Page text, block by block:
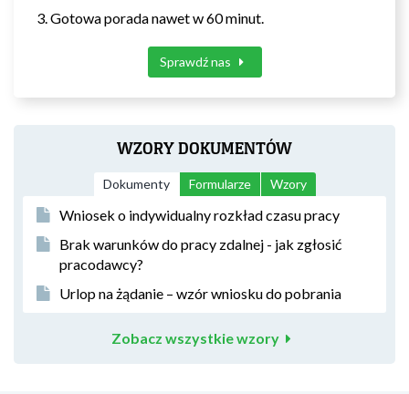
Gotowa porada nawet w 60 minut.
Sprawdź nas
WZORY DOKUMENTÓW
Dokumenty Formularze Wzory
Wniosek o indywidualny rozkład czasu pracy
Brak warunków do pracy zdalnej - jak zgłosić
pracodawcy?
Urlop na żądanie – wzór wniosku do pobrania
Zobacz wszystkie wzory